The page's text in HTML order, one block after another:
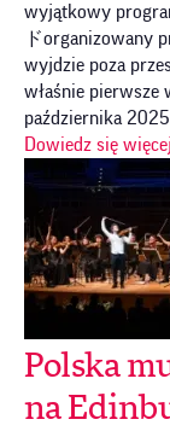
wyjątkowy
ドorganizowany
wyjdzie poza
właśnie pierwsze
października
Dowiedz się więcej
Polska
na